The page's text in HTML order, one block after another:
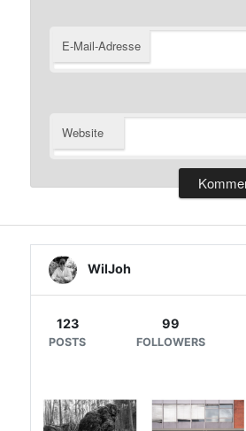
E-Mail-Adresse
Website